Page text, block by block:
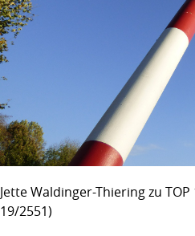
Jette Waldinger-Thiering zu
19/2551)